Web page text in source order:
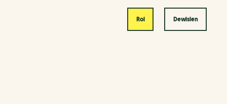
Roi Dewislen